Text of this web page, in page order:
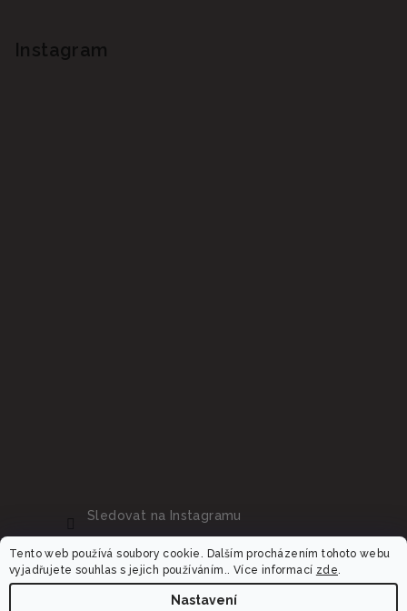
Tento web používá soubory cookie. Dalším procházením tohoto webu
vyjadřujete souhlas s jejich používáním.. Více informací zde.
Nastavení
Instagram
Sledovat na Instagramu